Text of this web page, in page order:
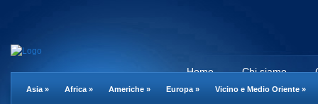
Chi siamo
Home
Asia » Africa » Americhe » Europa » Vicino e Medio Oriente »